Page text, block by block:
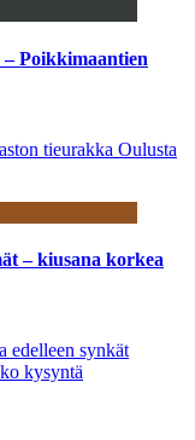
Poikkimaantien
tieurakka Oulusta
– kiusana korkea
edelleen synkät
kysyntä